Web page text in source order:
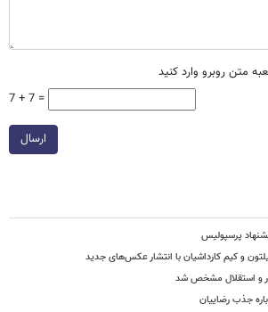
متن روبرو وارد کنید
7 + 7 =
ارسال
پرسپولیس
و کیم کارداشیان با انتشار عکس‌های جدید
و استقلال مشخص شد
جذب رضاییان